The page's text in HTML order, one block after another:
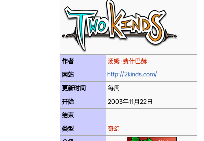
作者
汤姆·费什巴赫
网站
http://2kinds.com/
更新时间
每周
开始
2003年11月22日
结束
类型
奇幻